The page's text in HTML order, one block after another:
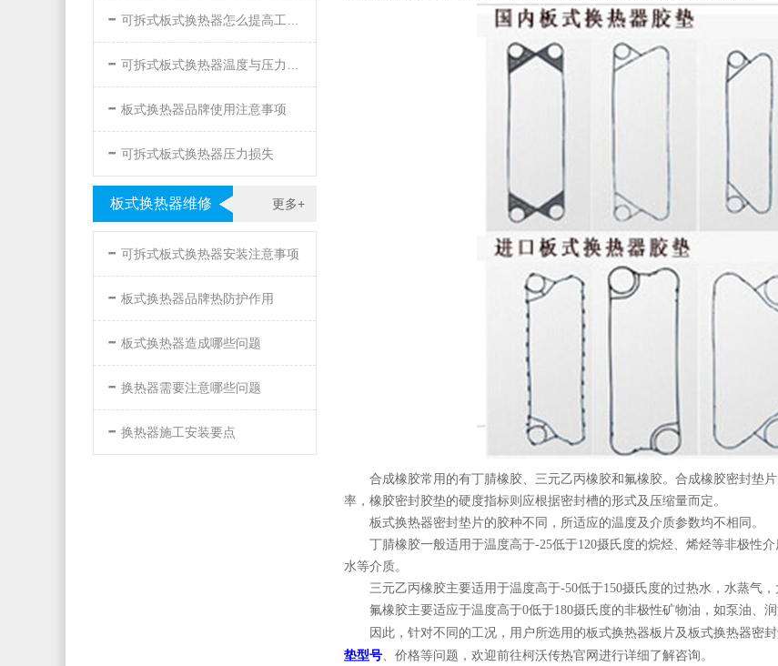
- 可拆式板式换热器怎么提高工作效率
- 可拆式板式换热器温度与压力的要求
- 板式换热器品牌使用注意事项
- 可拆式板式换热器压力损失
更多+
板式换热器维修
- 可拆式板式换热器安装注意事项
- 板式换热器品牌热防护作用
- 板式换热器造成哪些问题
- 换热器需要注意哪些问题
- 换热器施工安装要点
合成橡胶常用的有丁腈橡胶、三元乙丙橡胶和氟橡胶。合成橡胶密封垫
率，橡胶密封胶垫的硬度指标则应根据密封槽的形式及压缩量而定。
板式换热器密封垫片的胶种不同，所适应的温度及介质参数均不相同。
丁腈橡胶一般适用于温度高于-25低于120摄氏度的烷烃、烯烃等非极性
水等介质。
三元乙丙橡胶主要适用于温度高于-50低于150摄氏度的过热水，水蒸气
氟橡胶主要适应于温度高于0低于180摄氏度的非极性矿物油，如泵油、
因此，针对不同的工况，用户所选用的板式换热器板片及板式换热器密
垫型号、价格等问题，欢迎前往柯沃传热官网进行详细了解咨询。